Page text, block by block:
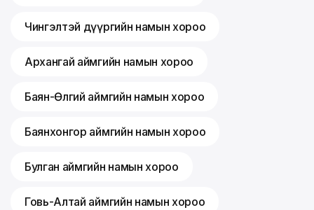
Чингэлтэй дүүргийн намын хороо
Архангай аймгийн намын хороо
Баян-Өлгий аймгийн намын хороо
Баянхонгор аймгийн намын хороо
Булган аймгийн намын хороо
Говь-Алтай аймгийн намын хороо